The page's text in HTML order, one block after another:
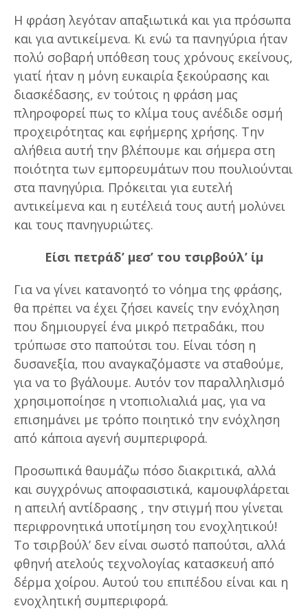
Η φράση λεγόταν απαξιωτικά και για πρόσωπα
και για αντικείμενα. Κι ενώ τα πανηγύρια ήταν
πολύ σοβαρή υπόθεση τους χρόνους εκείνους,
γιατί ήταν η μόνη ευκαιρία ξεκούρασης και
διασκέδασης, εν τούτοις η φράση μας
πληροφορεί πως το κλίμα τους ανέδιδε οσμή
προχειρότητας και εφήμερης χρήσης. Την
αλήθεια αυτή την βλέπουμε και σήμερα στη
ποιότητα των εμπορευμάτων που πουλιούνται
στα πανηγύρια. Πρόκειται για ευτελή
αντικείμενα και η ευτέλειά τους αυτή μολὐνει
και τους πανηγυριώτες.
Είσι πετράδ’ μεσ’ του τσιρβούλ’ ίμ
Για να γίνει κατανοητό το νόημα της φράσης,
θα πρἐπει να έχει ζήσει κανείς την ενόχληση
που δημιουργεί ένα μικρό πετραδάκι, που
τρύπωσε στο παπούτσι του. Είναι τόση η
δυσανεξία, που αναγκαζόμαστε να σταθούμε,
για να το βγάλουμε. Αυτόν τον παραλληλισμό
χρησιμοποίησε η ντοπιολιαλιά μας, για να
επισημάνει με τρόπο ποιητικό την ενόχληση
από κάποια αγενή συμπεριφορά.
Προσωπικά θαυμάζω πόσο διακριτικά, αλλά
και συγχρόνως αποφασιστικά, καμουφλάρεται
η απειλή αντίδρασης , την στιγμή που γίνεται
περιφρονητικά υποτίμηση του ενοχλητικού!
Το τσιρβούλ’ δεν είναι σωστό παπούτσι, αλλά
φθηνή ατελούς τεχνολογίας κατασκευή από
δέρμα χοίρου. Αυτού του επιπέδου είναι και η
ενοχλητική συμπεριφορά.